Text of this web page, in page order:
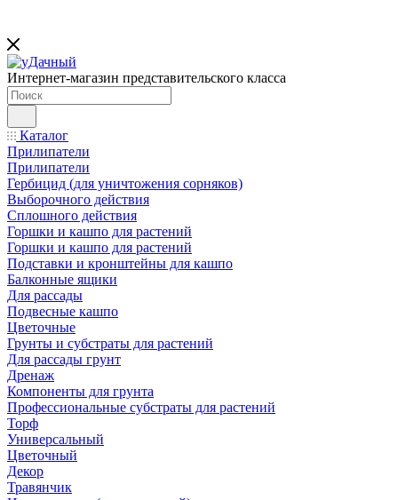
Интернет-магазин представительского класса
Каталог
Прилипатели
Прилипатели
Гербицид (для уничтожения сорняков)
Выборочного действия
Сплошного действия
Горшки и кашпо для растений
Горшки и кашпо для растений
Подставки и кронштейны для кашпо
Балконные ящики
Для рассады
Подвесные кашпо
Цветочные
Грунты и субстраты для растений
Для рассады грунт
Дренаж
Компоненты для грунта
Профессиональные субстраты для растений
Торф
Универсальный
Цветочный
Декор
Травянчик